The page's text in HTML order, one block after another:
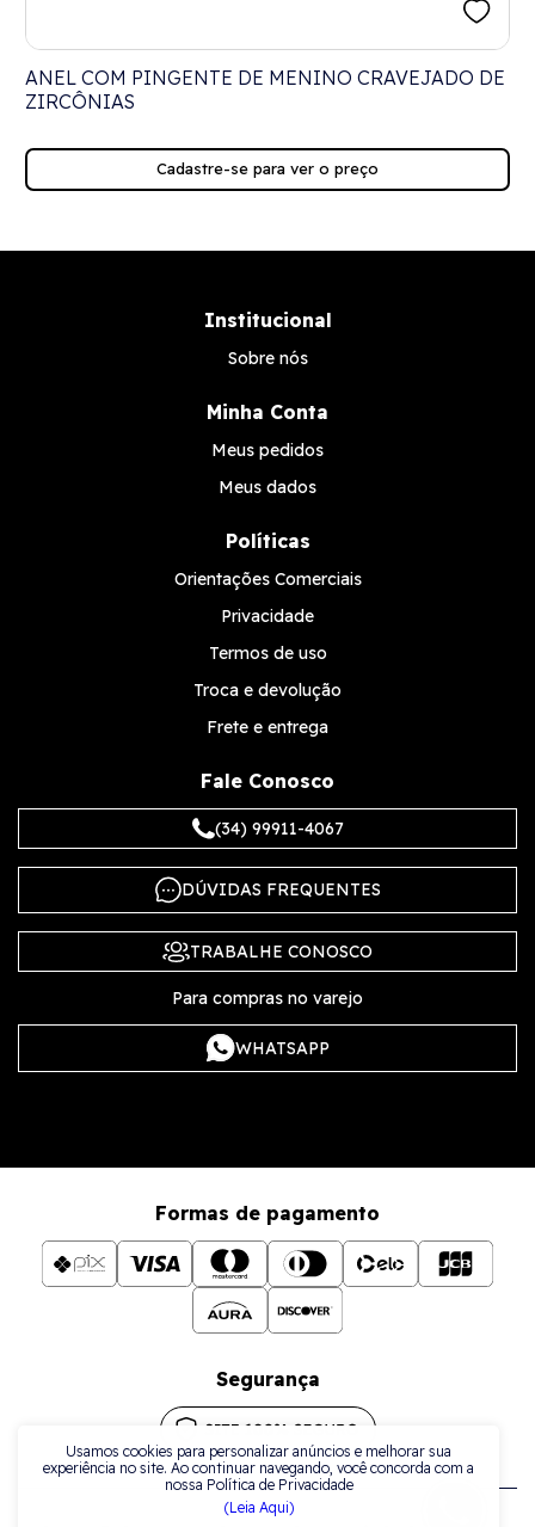
Usamos cookies para personalizar anúncios e melhorar sua
experiência no site. Ao continuar navegando, você concorda com a
nossa Política de Privacidade
(Leia Aqui)
ANEL COM PINGENTE DE MENINO CRAVEJADO DE
ZIRCÔNIAS
Cadastre-se para ver o preço
Institucional
Sobre nós
Minha Conta
Meus pedidos
Meus dados
Políticas
Orientações Comerciais
Privacidade
Termos de uso
Troca e devolução
Frete e entrega
Fale Conosco
(34) 99911-4067
DÚVIDAS FREQUENTES
TRABALHE CONOSCO
Para compras no varejo
WHATSAPP
Formas de pagamento
Segurança